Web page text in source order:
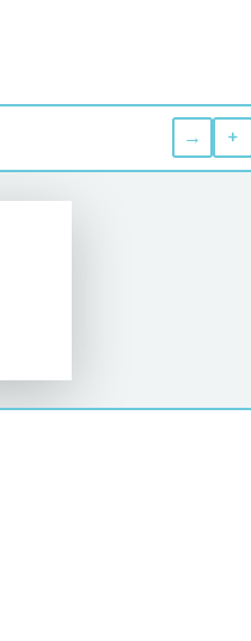
→ +